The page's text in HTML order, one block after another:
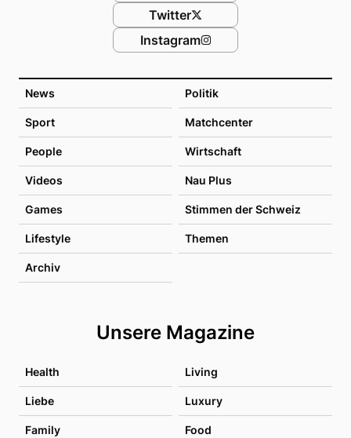
News Politik
Sport Matchcenter
People Wirtschaft
Videos Nau Plus
Games Stimmen der Schweiz
Lifestyle Themen
Archiv
Unsere Magazine
Health Living
Liebe Luxury
Family Food
Twitter
Instagram